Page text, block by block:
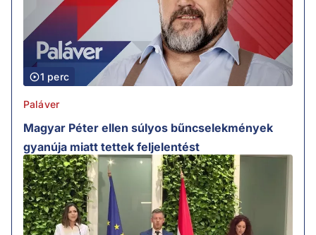
1 perc
Paláver
Magyar Péter ellen súlyos bűncselekmények
gyanúja miatt tettek feljelentést